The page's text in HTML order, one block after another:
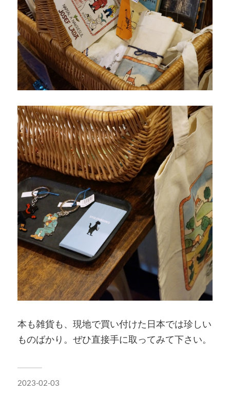
本も雑貨も、現地で買い付けた日本では珍しい
ものばかり。ぜひ直接手に取ってみて下さい。
2023-02-03